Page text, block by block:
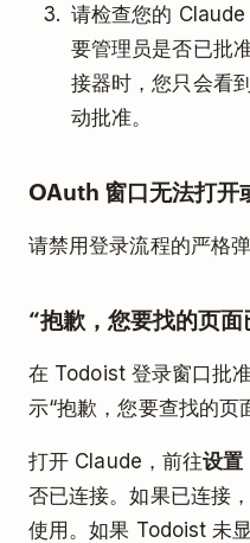
请检查您的
要管理员是否已批
接器时，您只会看
动批准。
OAuth 窗口无法打开
请禁用登录流程的严格
“抱歉，您要找的页
在 Todoist 登录窗口批
示“抱歉，您要查找的页
打开 Claude，前往设置
否已连接。如果已连接
使用。如果 Todoist 未